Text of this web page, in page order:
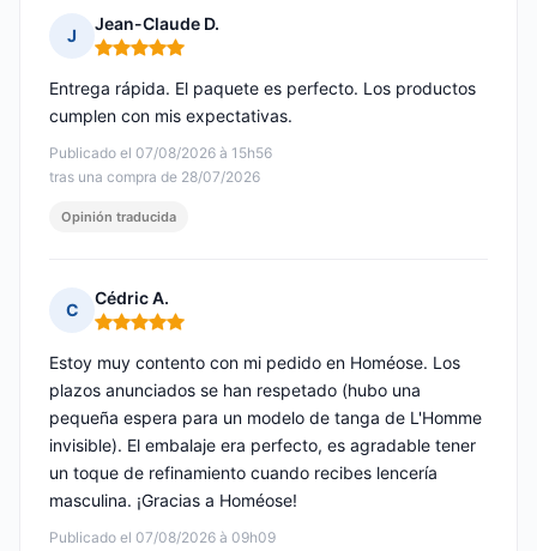
J
Jean-Claude D.
Nota: 5 de 5
Publicado el 07/08/2026 à 15h56
tras una compra de 28/07/2026
Entrega rápida. El paquete es perfecto. Los productos
cumplen con mis expectativas.
Opinión traducida
C
Cédric A.
Nota: 5 de 5
Publicado el 07/08/2026 à 09h09
Estoy muy contento con mi pedido en Homéose. Los
plazos anunciados se han respetado (hubo una
pequeña espera para un modelo de tanga de L'Homme
invisible). El embalaje era perfecto, es agradable tener
un toque de refinamiento cuando recibes lencería
masculina. ¡Gracias a Homéose!